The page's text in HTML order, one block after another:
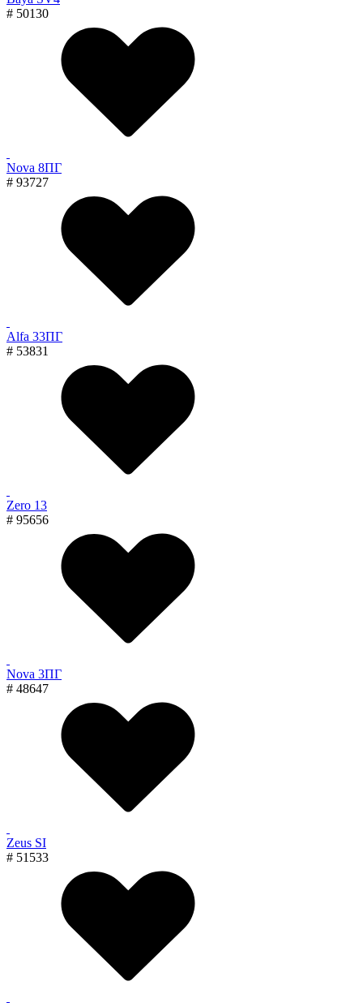
# 50130
Nova 8ПГ
# 93727
Alfa 33ПГ
# 53831
Zero 13
# 95656
Nova 3ПГ
# 48647
Zeus SI
# 51533